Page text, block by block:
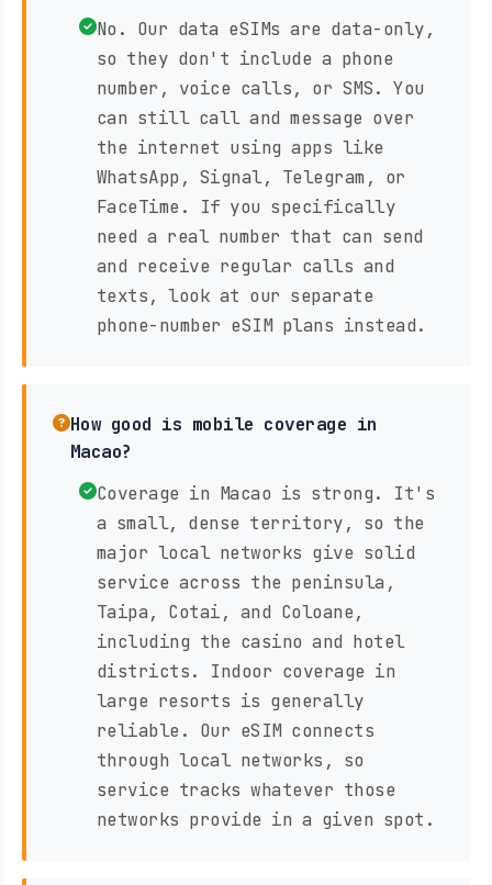
No. Our data eSIMs are data-only,
so they don't include a phone
number, voice calls, or SMS. You
can still call and message over
the internet using apps like
WhatsApp, Signal, Telegram, or
FaceTime. If you specifically
need a real number that can send
and receive regular calls and
texts, look at our separate
phone-number eSIM plans instead.
How good is mobile coverage in
Macao?
Coverage in Macao is strong. It's
a small, dense territory, so the
major local networks give solid
service across the peninsula,
Taipa, Cotai, and Coloane,
including the casino and hotel
districts. Indoor coverage in
large resorts is generally
reliable. Our eSIM connects
through local networks, so
service tracks whatever those
networks provide in a given spot.